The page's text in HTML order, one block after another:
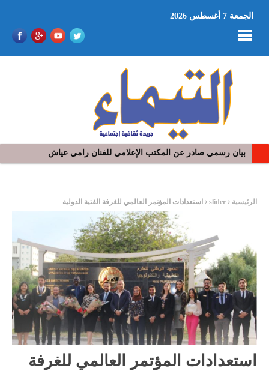
الجمعة 7 أغسطس 2026
بيان رسمي صادر عن المكتب الإعلامي للفنان رامي عياش
في افتتاح مهرجان بومخلوف الدولي: رؤوف ماهر يتالق و يشد الجمهور
الرئيسية slider استعدادات المؤتمر العالمي للغرفة الفتية الدولية
استعدادات المؤتمر العالمي للغرفة